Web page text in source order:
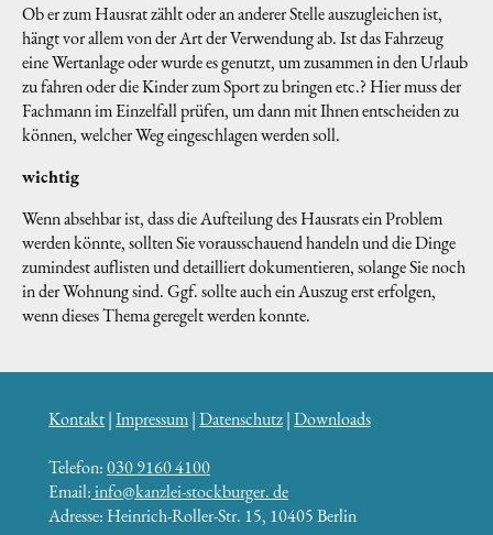
Ob er zum Hausrat zählt oder an anderer Stelle auszugleichen ist,
hängt vor allem von der Art der Verwendung ab. Ist das Fahrzeug
eine Wertanlage oder wurde es genutzt, um zusammen in den Urlaub
zu fahren oder die Kinder zum Sport zu bringen etc.? Hier muss der
Fachmann im Einzelfall prüfen, um dann mit Ihnen entscheiden zu
können, welcher Weg eingeschlagen werden soll.
wichtig
Wenn absehbar ist, dass die Aufteilung des Hausrats ein Problem
werden könnte, sollten Sie vorausschauend handeln und die Dinge
zumindest auflisten und detailliert dokumentieren, solange Sie noch
in der Wohnung sind. Ggf. sollte auch ein Auszug erst erfolgen,
wenn dieses Thema geregelt werden konnte.
Kontakt|Impressum|Datenschutz|Downloads
Telefon:030 9160 4100
Email:info@kanzlei-stockburger. de
Adresse: Heinrich-Roller-Str. 15, 10405Berlin